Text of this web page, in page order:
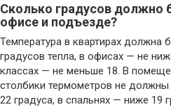
Сколько градусов должно
офисе и подъезде?
Температура в квартирах должна
градусов тепла, в офисах — не
классах — не меньше 18. В
столбики термометров не должны
22 градуса, в спальнях — ниже 19